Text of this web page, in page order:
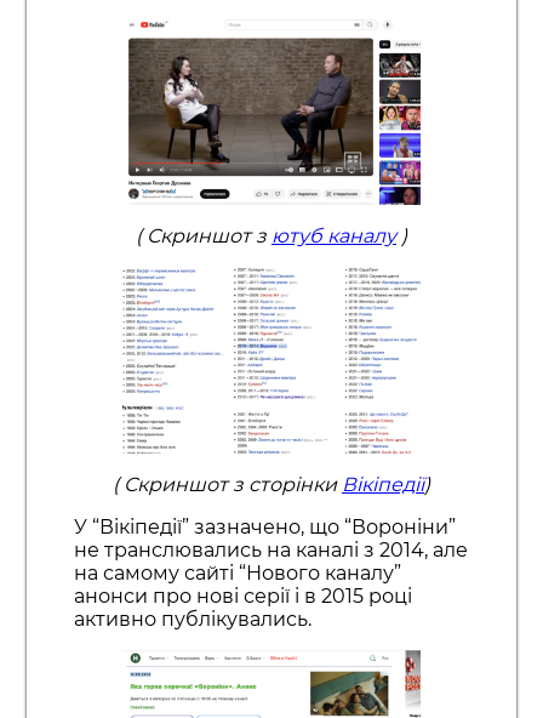
( Скриншот з ютуб каналу)
( Скриншот з сторінки Вікіпедії)
У “Вікіпедії” зазначено, що “Вороніни”
не транслювались на каналі з 2014, але
на самому сайті “Нового каналу”
анонси про нові серії і в 2015 році
активно публікувались.